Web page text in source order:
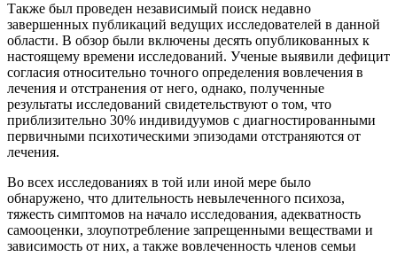
Также был проведен независимый поиск недавно
завершенных публикаций ведущих исследователей в данной
области. В обзор были включены десять опубликованных к
настоящему времени исследований. Ученые выявили дефицит
согласия относительно точного определения вовлечения в
лечения и отстранения от него, однако, полученные
результаты исследований свидетельствуют о том, что
приблизительно 30% индивидуумов с диагностированными
первичными психотическими эпизодами отстраняются от
лечения.
Во всех исследованиях в той или иной мере было
обнаружено, что длительность невылеченного психоза,
тяжесть симптомов на начало исследования, адекватность
самооценки, злоупотребление запрещенными веществами и
зависимость от них, а также вовлеченность членов семьи